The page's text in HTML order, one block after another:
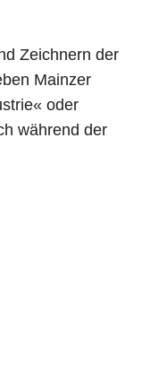
Zeichnern der
Mainzer
oder
während der